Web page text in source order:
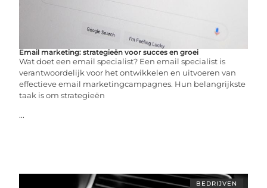
Email marketing: strategieën voor succes en groei
Wat doet een email specialist? Een email specialist is
verantwoordelijk voor het ontwikkelen en uitvoeren van
effectieve email marketingcampagnes. Hun belangrijkste
taak is om strategieën
...
BEDRIJVEN